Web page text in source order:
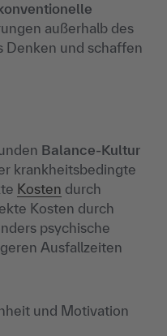
außerhalb des
Denken und schaffen
Balance-Kultur
krankheitsbedingte
Kosten durch
Kosten durch
psychische
Ausfallzeiten
und Motivation